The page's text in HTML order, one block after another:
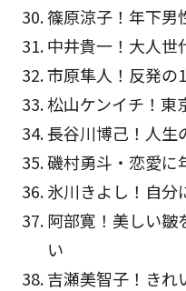
篠原涼子！年下男
中井貴一！大人世
市原隼人！反発の
松山ケンイチ！東
長谷川博己！人生
磯村勇斗・恋愛に
氷川きよし！自分
阿部寛！美しい皺
い
吉瀬美智子！きれ